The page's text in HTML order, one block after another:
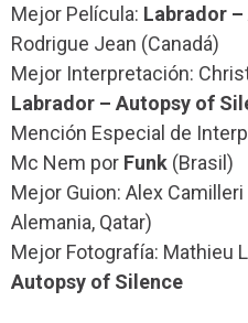
Mejor Película: Labrador
Rodrigue Jean (Canadá)
Mejor Interpretación:
Labrador – Autopsy of
Mención Especial de
Mc Nem por Funk (Brasil)
Mejor Guion: Alex
Alemania, Qatar)
Mejor Fotografía: Mathieu
Autopsy of Silence